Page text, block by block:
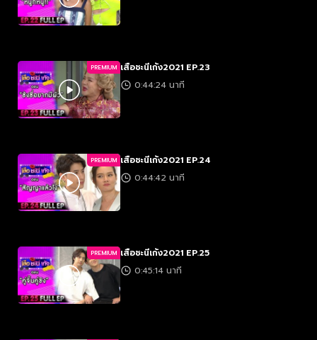
PREMIUM เสือชะนีเก้ง2021 EP.23
0:44:24 นาที
PREMIUM เสือชะนีเก้ง2021 EP.24
0:44:42 นาที
PREMIUM เสือชะนีเก้ง2021 EP.25
0:45:14 นาที